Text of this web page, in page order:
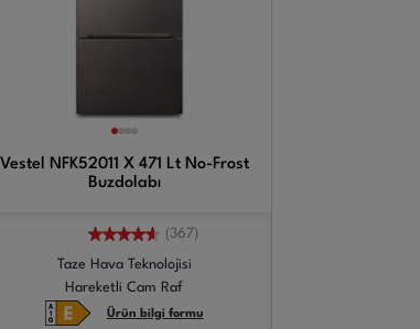
Vestel NFK52011 X 471 Lt No-Frost
Buzdolabı
(367)
Taze Hava Teknolojisi
Hareketli Cam Raf
Ürün bilgi formu